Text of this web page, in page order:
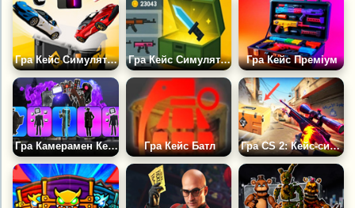
Гра Кейс Симулятор Реальних Речей Гра Кейс Симулятор Блок Страйк Гра Кейс Преміум
Гра Камерамен Кейс: Симулятор Гра Кейс Батл Гра CS 2: Кейс-симулятор